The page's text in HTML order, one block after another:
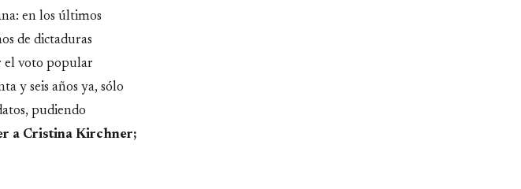
en los últimos
de dictaduras
el voto popular
y seis años ya, sólo
pudiendo
a Cristina Kirchner;